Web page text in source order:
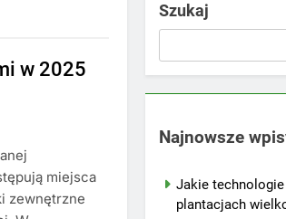
w 2025
miejsca
zewnętrzne
Szukaj
Najnowsze
Jakie
plantacjach